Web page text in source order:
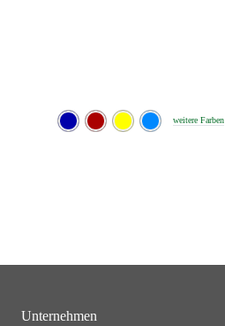
weitere Farben
Unternehmen